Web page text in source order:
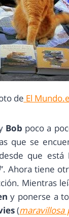
de El
Bob poco a
que se
que está
”. Ahora tiene
Mientras
y ponerse a
(maravillosa